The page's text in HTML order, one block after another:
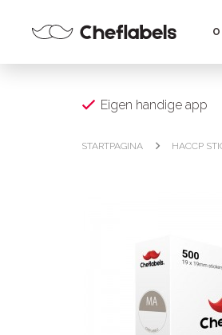
Eigen handige app
STARTPAGINA HACCP